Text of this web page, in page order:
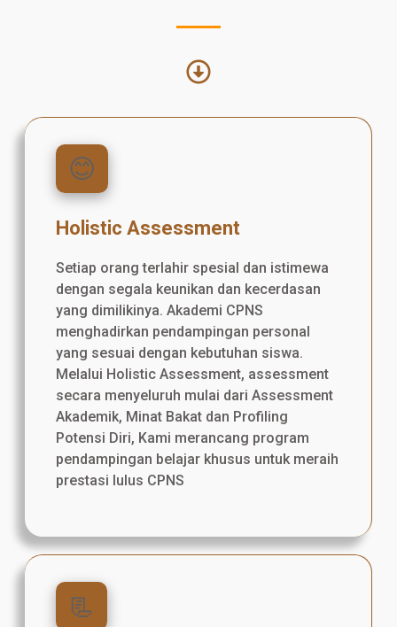
😊
Holistic Assessment
Setiap orang terlahir spesial dan istimewa
dengan segala keunikan dan kecerdasan
yang dimilikinya. Akademi CPNS
menghadirkan pendampingan personal
yang sesuai dengan kebutuhan siswa.
Melalui Holistic Assessment, assessment
secara menyeluruh mulai dari Assessment
Akademik, Minat Bakat dan Profiling
Potensi Diri, Kami merancang program
pendampingan belajar khusus untuk meraih
prestasi lulus CPNS
📃